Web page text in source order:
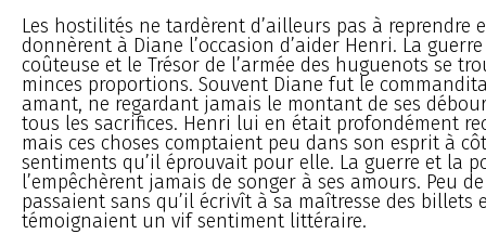
Les hostilités ne tardèrent d’ailleurs pas à reprendre
donnèrent à Diane l’occasion d’aider Henri. La
coûteuse et le Trésor de l’armée des huguenots se
minces proportions. Souvent Diane fut le
amant, ne regardant jamais le montant de ses
tous les sacrifices. Henri lui en était profondément
mais ces choses comptaient peu dans son esprit à
sentiments qu’il éprouvait pour elle. La guerre et la
l’empêchèrent jamais de songer à ses amours. Peu
passaient sans qu’il écrivît à sa maîtresse des billets
témoignaient un vif sentiment littéraire.